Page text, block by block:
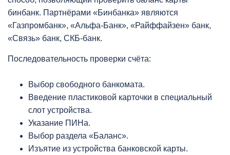
бинбанк. Партнёрами «Бинбанка» являются
«Газпромбанк», «Альфа-Банк», «Райффайзен» банк,
«Связь» банк, СКБ-банк.
Последовательность проверки счёта:
Выбор свободного банкомата.
Введение пластиковой карточки в специальный
слот устройства.
Указание ПИНа.
Выбор раздела «Баланс».
Изъятие из устройства банковской карты.